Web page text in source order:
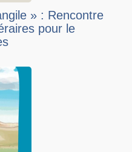
» : Rencontre
pour le